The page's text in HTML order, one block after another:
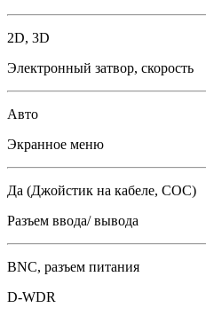
2D, 3D
Электронный затвор, скорость
Авто
Экранное меню
Да (Джойстик на кабеле, СОС)
Разъем ввода/ вывода
BNC, разъем питания
D-WDR